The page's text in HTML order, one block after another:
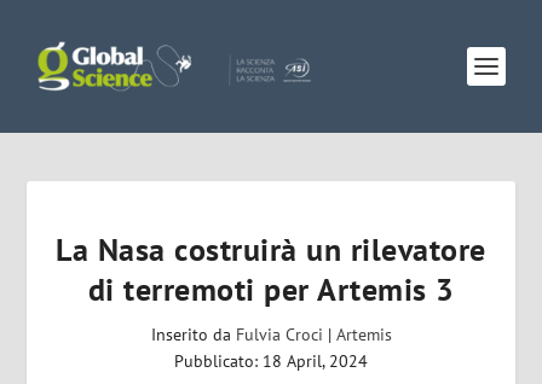
La Nasa costruirà un rilevatore
di terremoti per Artemis 3
Inserito da Fulvia Croci | Artemis
Pubblicato: 18 April, 2024